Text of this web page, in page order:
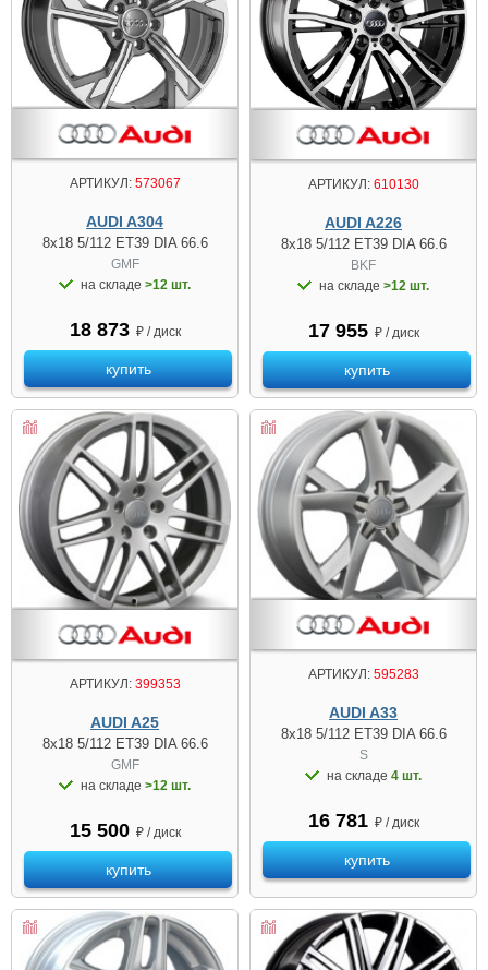
АРТИКУЛ:573067
AUDI A304
8x18 5/112 ET39 DIA 66.6
GMF
на складе >12 шт.
18 873 ₽ / диск
купить
АРТИКУЛ:610130
AUDI A226
8x18 5/112 ET39 DIA 66.6
BKF
на складе >12 шт.
17 955 ₽ / диск
купить
АРТИКУЛ:399353
AUDI A25
8x18 5/112 ET39 DIA 66.6
GMF
на складе >12 шт.
15 500 ₽ / диск
купить
АРТИКУЛ:595283
AUDI A33
8x18 5/112 ET39 DIA 66.6
S
на складе 4 шт.
16 781 ₽ / диск
купить